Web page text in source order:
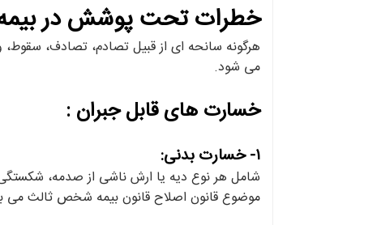
خطرات تحت پوشش در
هرگونه سانحه ای از قبیل تصادم، تصادف، سقوط،
می شود.
خسارت های قابل جبران :
۱- خسارت بدنی:
شامل هر نوع دیه یا ارش ناشی از صدمه،
موضوع قانون اصلاح قانون بیمه شخص ثالث می